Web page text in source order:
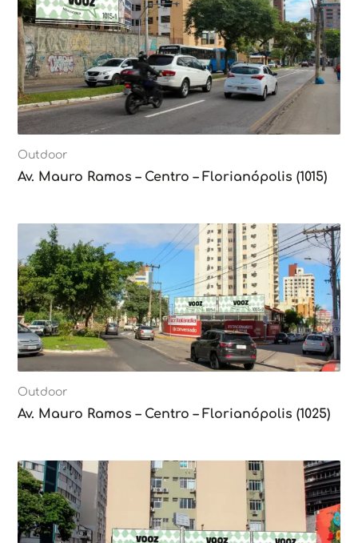
Outdoor
Av. Mauro Ramos – Centro – Florianópolis (1015)
Outdoor
Av. Mauro Ramos – Centro – Florianópolis (1025)